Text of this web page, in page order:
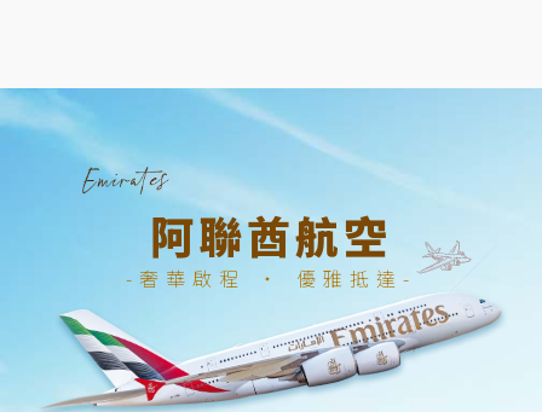
阿聯酋航空
奢華啟程 ‧ 優雅抵達